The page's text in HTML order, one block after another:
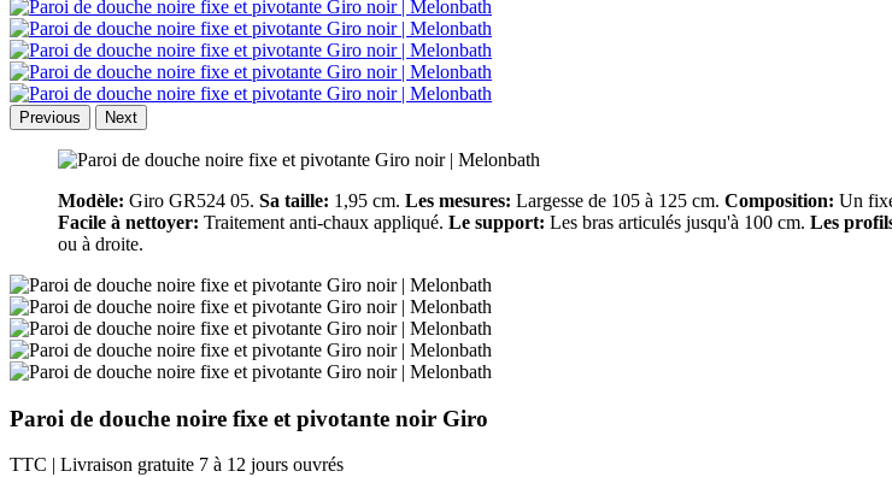
Previous Next
Modèle: Giro GR524 05. Sa taille: 1,95 cm. Les mesures: Largesse de 105 à 125 cm. Composition: Un
Facile à nettoyer: Traitement anti-chaux appliqué. Le support: Les bras articulés jusqu'à 100 cm. Les
ou à droite.
Paroi de douche noire fixe et pivotante noir Giro
TTC | Livraison gratuite 7 à 12 jours ouvrés